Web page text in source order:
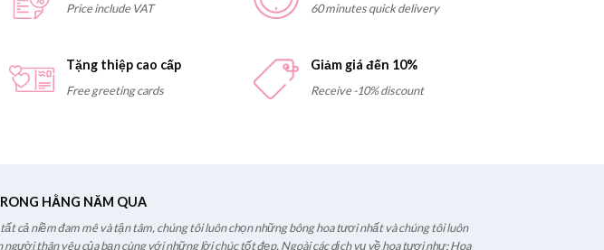
Price include VAT 60 minutes quick delivery
Tặng thiệp cao cấp
Free greeting cards
Giảm giá đến 10%
Receive -10% discount
HẰNG NĂM QUA
cả niềm đam mê và tận tâm, chúng tôi luôn chọn những bông hoa tươi nhất và chúng tôi luôn
thân yêu của bạn cùng với những lời chúc tốt đẹp. Ngoài các dịch vụ về hoa tươi như: Hoa